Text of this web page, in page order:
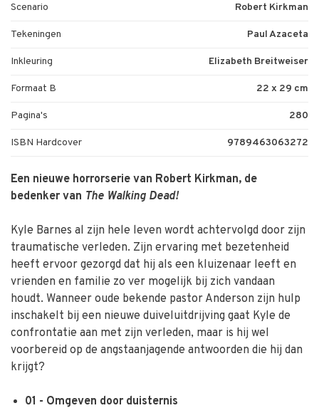
Scenario Robert Kirkman
Tekeningen Paul Azaceta
Inkleuring Elizabeth Breitweiser
Formaat B 22 x 29 cm
Pagina's 280
ISBN Hardcover 9789463063272
Een nieuwe horrorserie van Robert Kirkman, de
bedenker van The Walking Dead!
Kyle Barnes al zijn hele leven wordt achtervolgd door zijn
traumatische verleden. Zijn ervaring met bezetenheid
heeft ervoor gezorgd dat hij als een kluizenaar leeft en
vrienden en familie zo ver mogelijk bij zich vandaan
houdt. Wanneer oude bekende pastor Anderson zijn hulp
inschakelt bij een nieuwe duiveluitdrijving gaat Kyle de
confrontatie aan met zijn verleden, maar is hij wel
voorbereid op de angstaanjagende antwoorden die hij dan
krijgt?
01 - Omgeven door duisternis